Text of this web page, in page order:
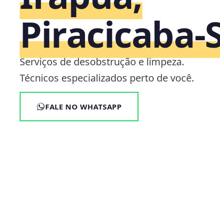
Serviços de desobstrução e limpeza.
Técnicos especializados perto de você.
FALE NO WHATSAPP